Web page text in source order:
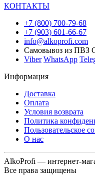
КОНТАКТЫ
+7 (800) 700-79-68
+7 (903) 601-66-67
info@alkoprofi.com
Самовывоз из ПВЗ
Viber WhatsApp
Информация
Доставка
Оплата
Условия возврата
Политика
Пользовательское
О нас
AlkoProfi — интернет-
Все права защищены